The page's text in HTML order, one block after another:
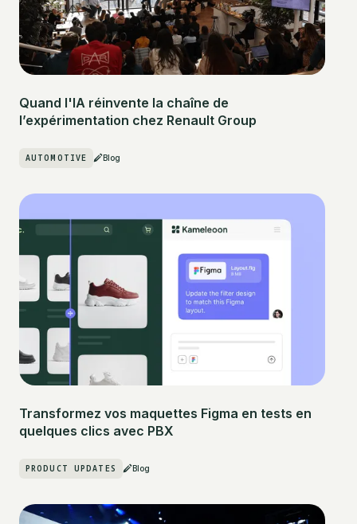
Quand l'IA réinvente la chaîne de
l’expérimentation chez Renault Group
AUTOMOTIVE Blog
Transformez vos maquettes Figma en tests en
quelques clics avec PBX
PRODUCT UPDATES Blog